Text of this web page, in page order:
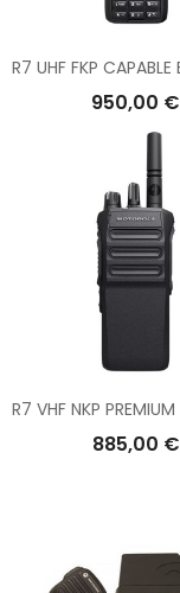
950,00 €
885,00 €